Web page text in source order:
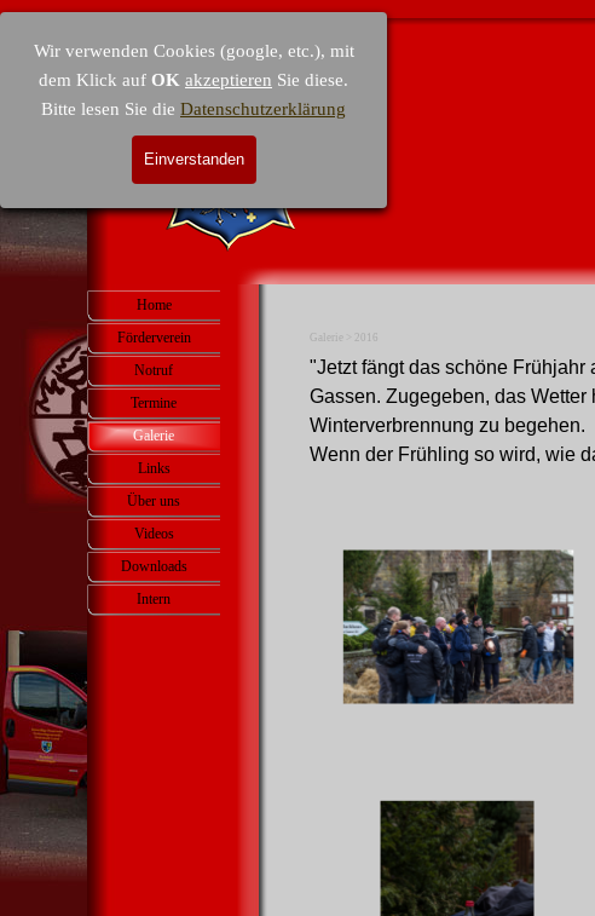
Wir verwenden Cookies (google, etc.), mit
dem Klick auf OK akzeptieren Sie diese.
Bitte lesen Sie die Datenschutzerklärung
Einverstanden
Direkt zum Seiteninhalt
Home
Förderverein
Notruf
Termine
Galerie
Links
Über uns
Videos
Downloads
Intern
Galerie > 2016
"Jetzt fängt das schöne
Gassen. Zugegeben, das
Winterverbrennung zu begehen.
Wenn der Frühling so wird, wie